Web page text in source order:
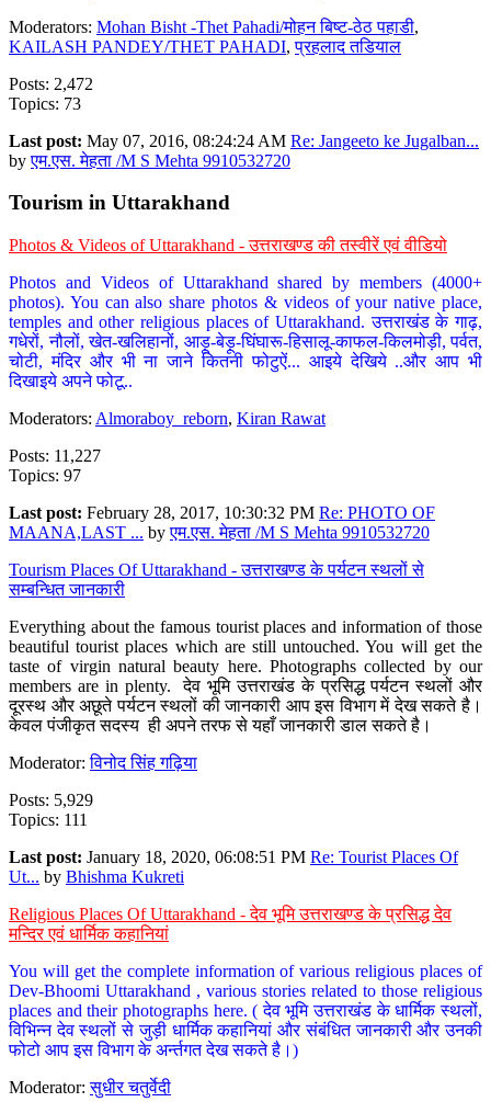
Moderators: Mohan Bisht -Thet Pahadi/मोहन बिष्ट-ठेठ पहाडी,
KAILASH PANDEY/THET PAHADI,प्रहलाद तडियाल
Posts: 2,472
Topics: 73
Last post: May 07, 2016, 08:24:24 AM Re: Jangeeto ke Jugalban...
byएम.एस. मेहता /M S Mehta 9910532720
Tourism in Uttarakhand
Photos & Videos of Uttarakhand - उत्तराखण्ड की तस्वीरें एवं वीडियो
Photos and Videos of Uttarakhand shared by members (4000+
photos). You can also share photos & videos of your native place,
temples and other religious places of Uttarakhand. उत्तराखंड के गाढ़,
गधेरों, नौलों, खेत-खलिहानों, आड़ू-बेड़ू-घिंघारू-हिसालू-काफल-किलमोड़ी, पर्वत,
चोटी, मंदिर और भी ना जाने कितनी फोटुऐं... आइये देखिये ..और आप भी
दिखाइये अपने फोटू..
Moderators: Almoraboy_reborn, Kiran Rawat
Posts: 11,227
Topics: 97
Last post: February 28, 2017, 10:30:32 PM Re: PHOTO OF
MAANA,LAST ... byएम.एस. मेहता /M S Mehta 9910532720
Tourism Places Of Uttarakhand - उत्तराखण्ड के पर्यटन स्थलों से
सम्बन्धित जानकारी
Everything about the famous tourist places and information of those
beautiful tourist places which are still untouched. You will get the
taste of virgin natural beauty here. Photographs collected by our
members are in plenty. देव भूमि उत्तराखंड के प्रसिद्ध पर्यटन स्थलों और
दूरस्थ और अछूते पर्यटन स्थलों की जानकारी आप इस विभाग में देख सकते है।
केवल पंजीकृत सदस्य ही अपने तरफ से यहाँ जानकारी डाल सकते है।
Moderator:विनोद सिंह गढ़िया
Posts: 5,929
Topics: 111
Last post: January 18, 2020, 06:08:51 PM Re: Tourist Places Of
Ut... by Bhishma Kukreti
Religious Places Of Uttarakhand - देव भूमि उत्तराखण्ड के प्रसिद्ध देव
मन्दिर एवं धार्मिक कहानियां
You will get the complete information of various religious places of
Dev-Bhoomi Uttarakhand , various stories related to those religious
places and their photographs here. ( देव भूमि उत्तराखंड के धार्मिक स्थलों,
विभिन्न देव स्थलों से जुड़ी धार्मिक कहानियां और संबंधित जानकारी और उनकी
फोटो आप इस विभाग के अर्न्तगत देख सकते है।)
Moderator:सुधीर चतुर्वेदी